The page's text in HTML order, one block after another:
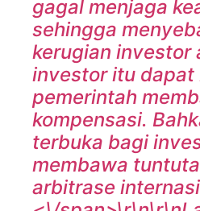
gagal menjaga
sehingga
kerugian investor
investor itu dapat
pemerintah
kompensasi.
terbuka bagi
membawa
arbitrase